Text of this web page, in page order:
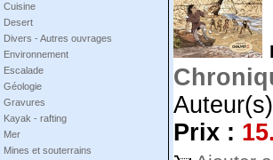
Cuisine
Desert
Divers - Autres ouvrages
Environnement
Escalade
Géologie
Gravures
Kayak - rafting
Mer
Mines et souterrains
Prix :